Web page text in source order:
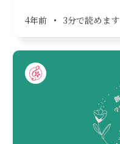
4年前 • 3分で読めます